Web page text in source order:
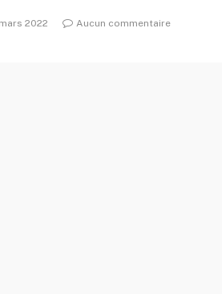
2022 Aucun commentaire